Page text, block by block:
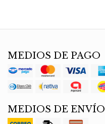
MEDIOS DE PAGO
MEDIOS DE ENVÍO